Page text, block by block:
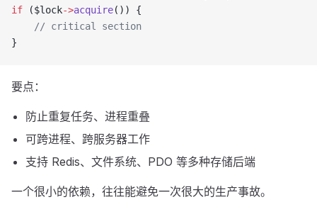
if ($lock->acquire()) {
    // critical section
}
要点：
防止重复任务、进程重叠
可跨进程、跨服务器工作
支持 Redis、文件系统、PDO 等多种存储后端
一个很小的依赖，往往能避免一次很大的生产事故。